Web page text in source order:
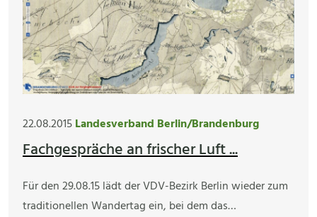
22.08.2015Landesverband Berlin/Brandenburg
Fachgespräche an frischer Luft ...
Für den 29.08.15 lädt der VDV-Bezirk Berlin wieder zum
traditionellen Wandertag ein, bei dem das…